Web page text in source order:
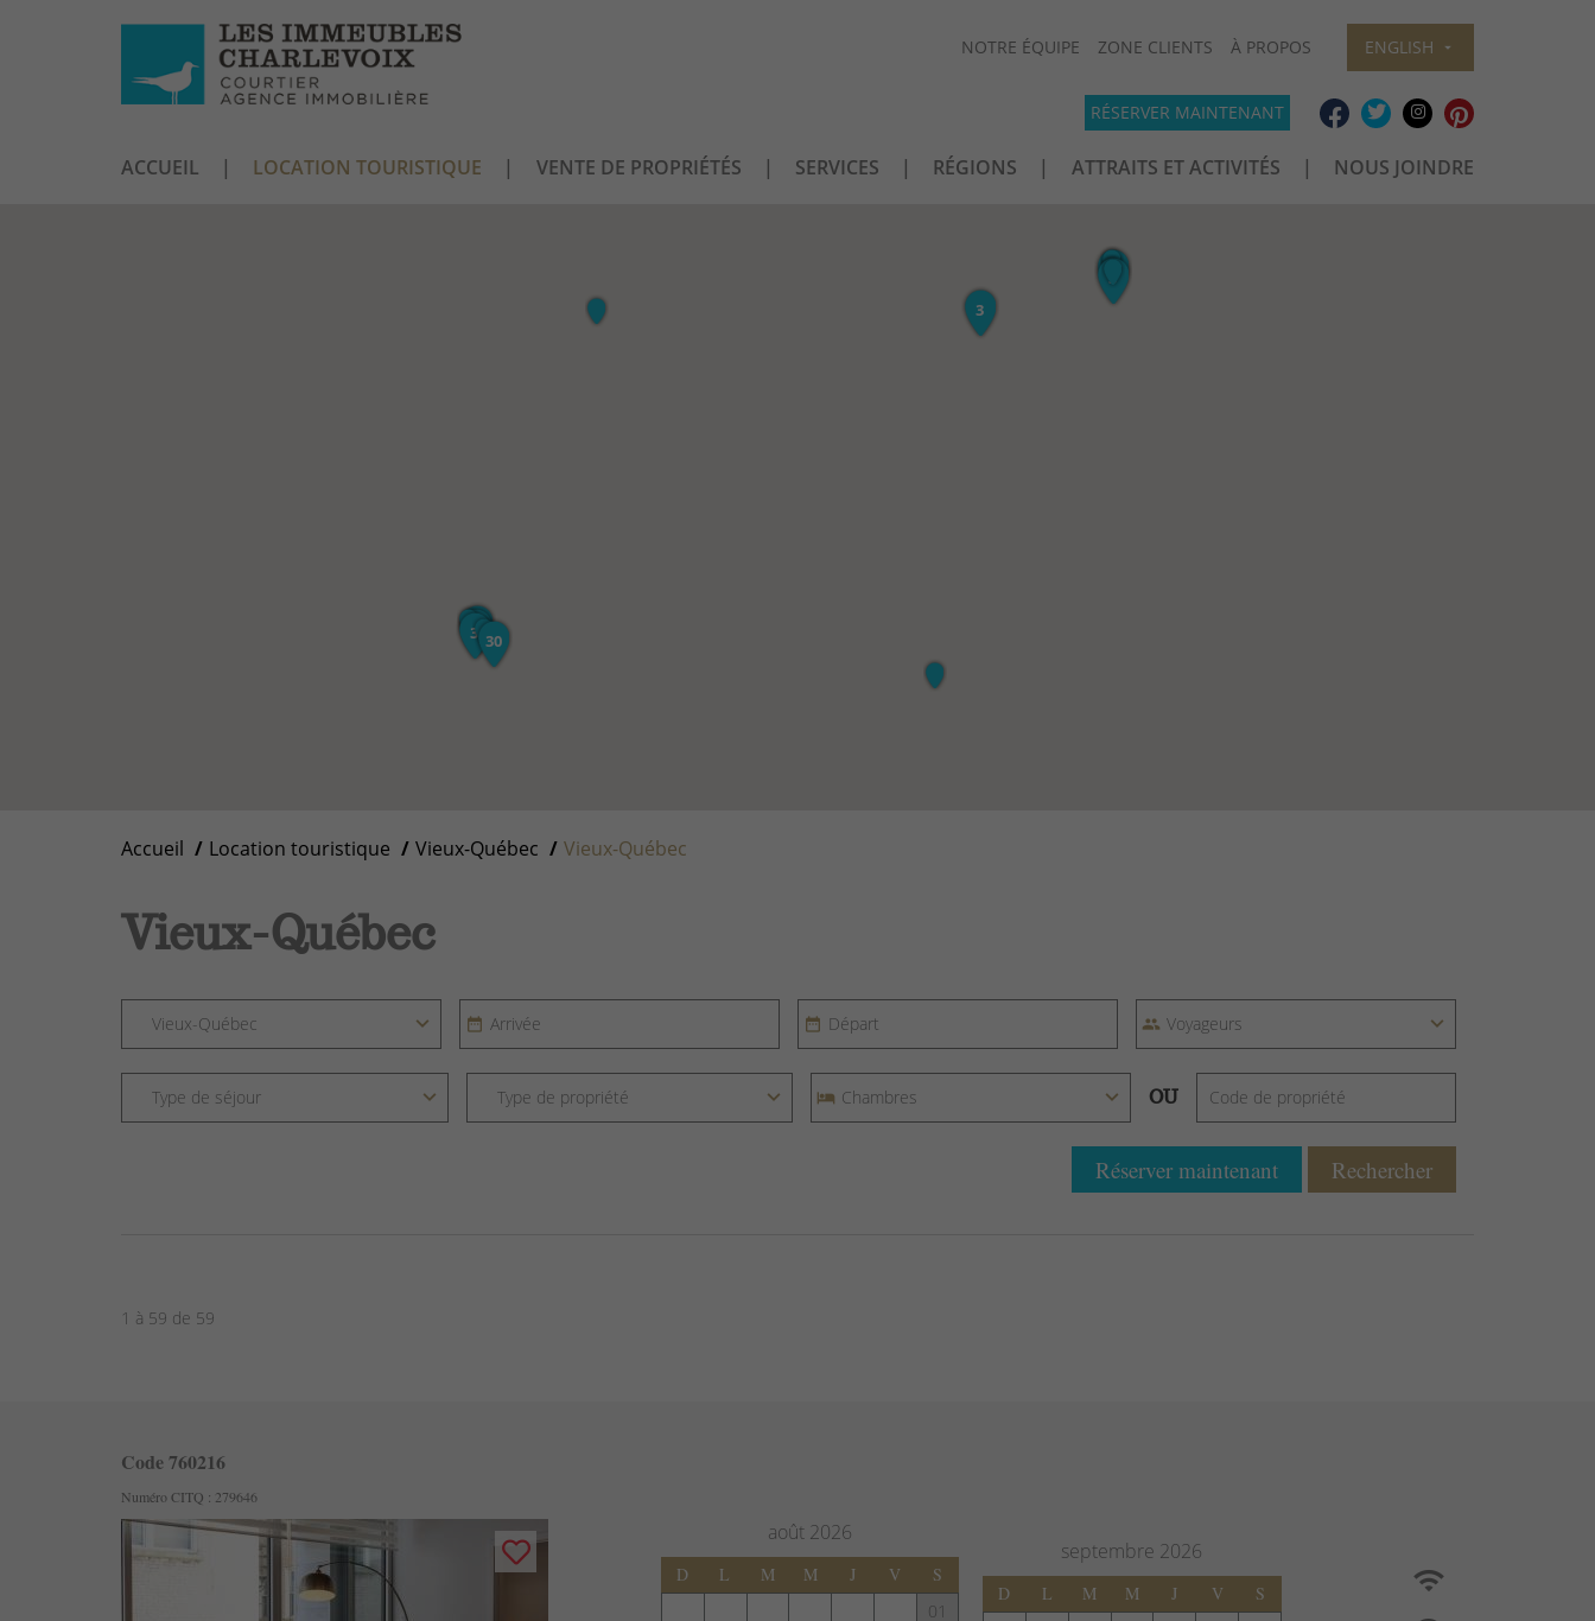
NOTRE ÉQUIPE ZONE CLIENTS À PROPOS ENGLISH
RÉSERVER MAINTENANT
ACCUEIL LOCATION TOURISTIQUE VENTE DE PROPRIÉTÉS SERVICES RÉGIONS ATTRAITS ET ACTIVITÉS NOUS JOINDRE
Accueil Location touristique Vieux-Québec Vieux-Québec
Vieux-Québec
OU
Réserver maintenant Rechercher
1 à 59 de 59
Code 760216
Numéro CITQ : 279646
août 2026
D L M M J V
S
01
septembre 2026
D L M M J V
S